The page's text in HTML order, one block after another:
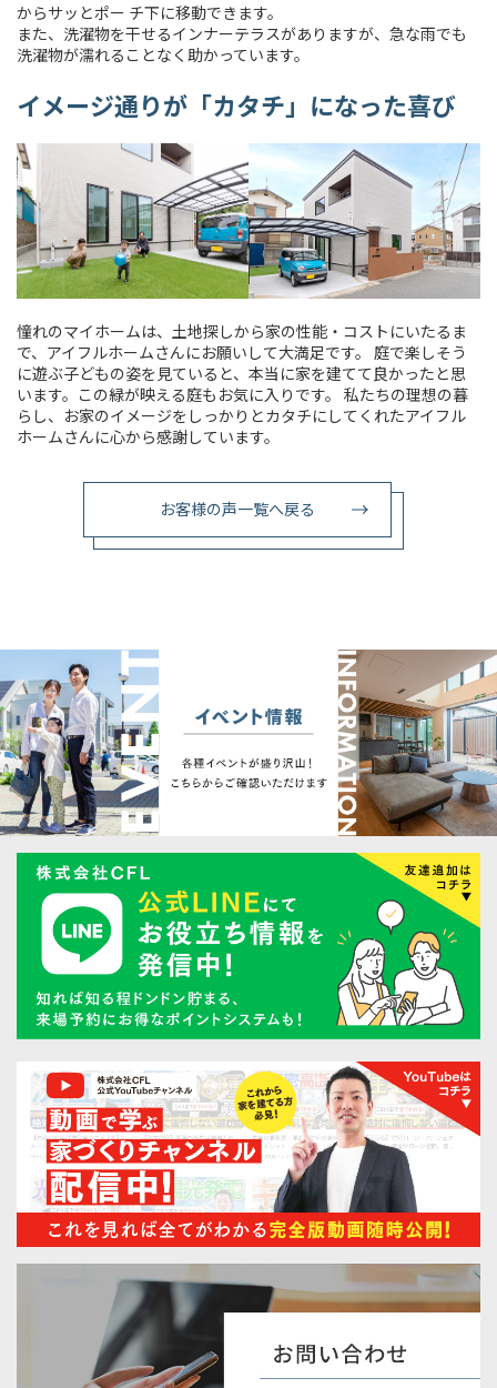
からサッとポー チ下に移動できます。
また、洗濯物を干せるインナーテラスがありますが、急な雨でも
洗濯物が濡れることなく助かっています。
イメージ通りが「カタチ」になった喜び
憧れのマイホームは、土地探しから家の性能・コストにいたるま
で、アイフルホームさんにお願いして大満足です。 庭で楽しそう
に遊ぶ子どもの姿を見ていると、本当に家を建てて良かったと思
います。この緑が映える庭もお気に入りです。 私たちの理想の暮
らし、お家のイメージをしっかりとカタチにしてくれたアイフル
ホームさんに心から感謝しています。
お客様の声一覧へ戻る